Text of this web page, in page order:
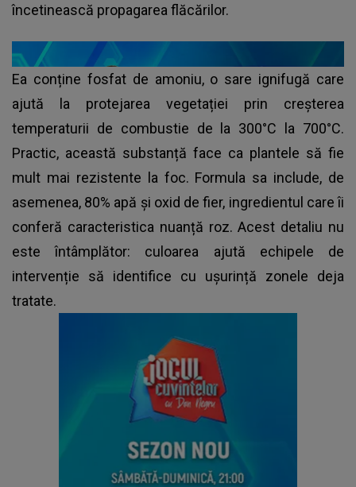
încetinească propagarea flăcărilor.
Ea conține fosfat de amoniu, o sare ignifugă care
ajută la protejarea vegetației prin creșterea
temperaturii de combustie de la 300°C la 700°C.
Practic, această substanță face ca plantele să fie
mult mai rezistente la foc. Formula sa include, de
asemenea, 80% apă și oxid de fier, ingredientul care îi
conferă caracteristica nuanță roz. Acest detaliu nu
este întâmplător: culoarea ajută echipele de
intervenție să identifice cu ușurință zonele deja
tratate.